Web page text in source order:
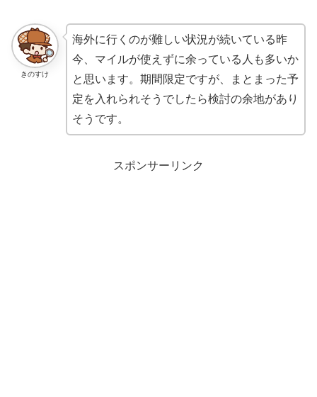
きのすけ
海外に行くのが難しい状況が続いている昨
今、マイルが使えずに余っている人も多いか
と思います。期間限定ですが、まとまった予
定を入れられそうでしたら検討の余地があり
そうです。
スポンサーリンク